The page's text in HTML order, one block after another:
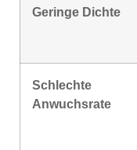
Geringe Dichte
Schlechte
Anwuchsrate